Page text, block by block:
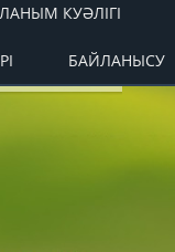
КУӘЛІГІ
БАЙЛАНЫСУ